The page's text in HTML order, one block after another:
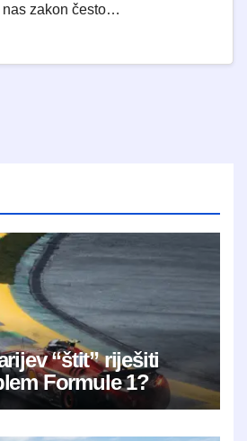
nas zakon često…
“štit” riješiti
Formule 1?